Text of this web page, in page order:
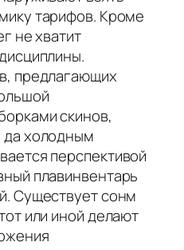
тарифов. Кроме
не хватит
предлагающих
скинов,
да холодным
перспективой
плавинвентарь
Существует сонм
или иной делают